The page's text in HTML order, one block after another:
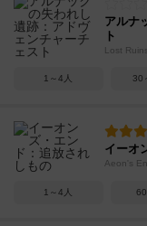
アルナ
ト
Lost
1～4人 30
イーオ
Aeon's
1～4人